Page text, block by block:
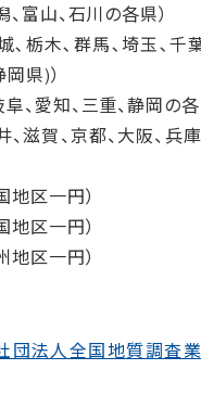
、富山、石川の各県）
城､栃木､群馬､埼玉､千
県)）
阜、愛知、三重、静岡の各
、滋賀、京都、大阪、兵
地区一円）
地区一円）
地区一円）
団法人全国地質調査